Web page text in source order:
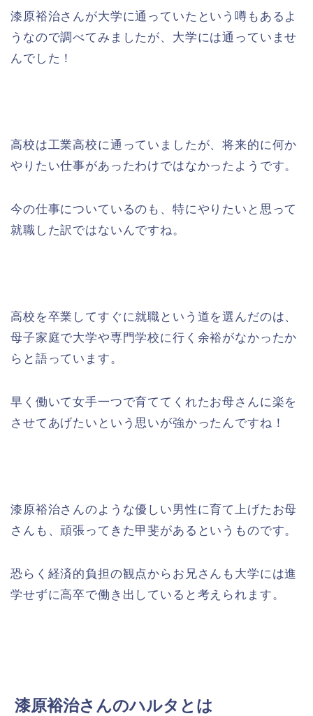
漆原裕治さんが大学に通っていたという噂もあるよ
うなので調べてみましたが、大学には通っていませ
んでした！
高校は工業高校に通っていましたが、将来的に何か
やりたい仕事があったわけではなかったようです。
今の仕事についているのも、特にやりたいと思って
就職した訳ではないんですね。
高校を卒業してすぐに就職という道を選んだのは、
母子家庭で大学や専門学校に行く余裕がなかったか
らと語っています。
早く働いて女手一つで育ててくれたお母さんに楽を
させてあげたいという思いが強かったんですね！
漆原裕治さんのような優しい男性に育て上げたお母
さんも、頑張ってきた甲斐があるというものです。
恐らく経済的負担の観点からお兄さんも大学には進
学せずに高卒で働き出していると考えられます。
漆原裕治さんのハルタとは